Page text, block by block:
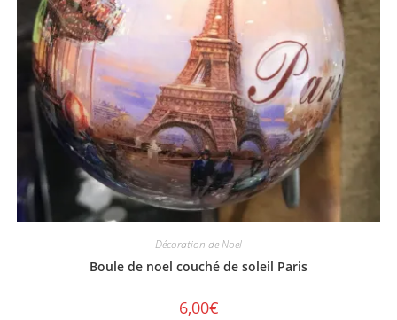
Décoration de Noel
Boule de noel couché de soleil Paris
6,00€